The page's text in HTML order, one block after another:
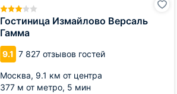
Гостиница Измайлово Версаль
Гамма
9.1 7 827 отзывов гостей
Москва, 9.1 км от центра
377 м от метро, 5 мин